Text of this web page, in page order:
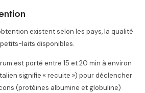
existent selon les pays, la qualité
laits disponibles.
est porté entre 15 et 20 min à environ
signifie « recuite ») pour déclencher
(protéines albumine et globuline)